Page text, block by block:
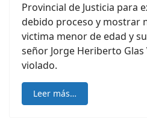
Provincial de Justicia para
debido proceso y mostrar
victima menor de edad y
señor Jorge Heriberto
violado.
Leer más…